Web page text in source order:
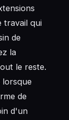
travail qui
de
la
le reste.
lorsque
de
d'un